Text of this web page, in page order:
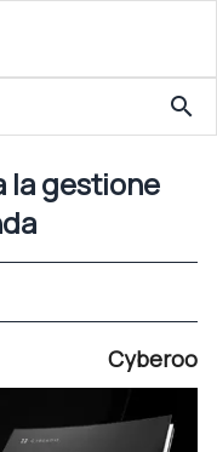
Come l’MDR rivoluziona la gestione della sicurezza in azienda
search
la gestione
Cyberoo